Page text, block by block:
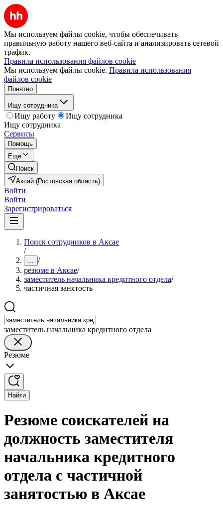
Мы используем файлы cookie, чтобы обеспечивать
правильную работу нашего веб-сайта и анализировать сетевой
трафик.
Правила использования файлов cookie
Мы используем файлы cookie. Правила использования
файлов cookie
Понятно
Ищу сотрудника
Ищу работу
Ищу сотрудника
Ищу сотрудника
Сервисы
Помощь
Ещё
Поиск
Аксай (Ростовская область)
Войти
Войти
Зарегистрироваться
Поиск сотрудников в Аксае
/
... /
резюме в Аксае/
заместитель начальника кредитного отдела/
частичная занятость
заместитель начальника кредитного отдела
Резюме
Найти
Резюме соискателей на
должность заместителя
начальника кредитного
отдела с частичной
занятостью в Аксае